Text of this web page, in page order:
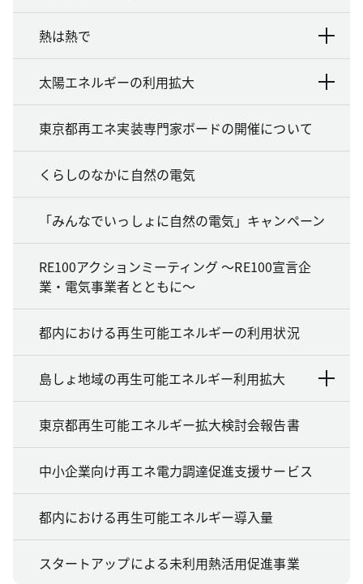
熱は熱で
太陽エネルギーの利用拡大
東京都再エネ実装専門家ボードの開催について
くらしのなかに自然の電気
「みんなでいっしょに自然の電気」キャンペーン
RE100アクションミーティング ～RE100宣言企
業・電気事業者とともに～
都内における再生可能エネルギーの利用状況
島しょ地域の再生可能エネルギー利用拡大
東京都再生可能エネルギー拡大検討会報告書
中小企業向け再エネ電力調達促進支援サービス
都内における再生可能エネルギー導入量
スタートアップによる未利用熱活用促進事業